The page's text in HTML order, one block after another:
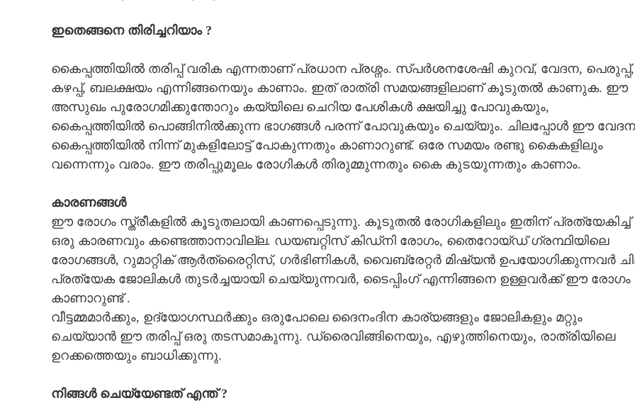
ഇതെങ്ങനെ തിരിച്ചറിയാം ?
കൈപ്പത്തിയിൽ തരിപ്പ് വരിക എന്നതാണ് പ്രധാന പ്രശ്നം. സ്പർശനശേഷി കുറവ്, വേദന, പെരുപ്പ്,
കഴപ്പ്, ബലക്ഷയം എന്നിങ്ങനെയും കാണാം. ഇത് രാത്രി സമയങ്ങളിലാണ് കൂടുതൽ കാണുക. ഈ
അസുഖം പുരോഗമിക്കുന്തോറും കയ്യിലെ ചെറിയ പേശികൾ ക്ഷയിച്ചു പോവുകയും,
കൈപ്പത്തിയിൽ പൊങ്ങിനിൽക്കുന്ന ഭാഗങ്ങൾ പരന്ന് പോവുകയും ചെയ്യും. ചിലപ്പോൾ ഈ വേദന
കൈപ്പത്തിയിൽ നിന്ന് മുകളിലോട്ട് പോകുന്നതും കാണാറുണ്ട്. ഒരേ സമയം രണ്ടു കൈകളിലും
വന്നെന്നും വരാം. ഈ തരിപ്പുമൂലം രോഗികൾ തിരുമ്മുന്നതും കൈ കുടയുന്നതും കാണാം.
കാരണങ്ങൾ
ഈ രോഗം സ്ത്രീകളിൽ കൂടുതലായി കാണപ്പെടുന്നു. കൂടുതൽ രോഗികളിലും ഇതിന് പ്രത്യേകിച്ച്
ഒരു കാരണവും കണ്ടെത്താനാവില്ല. ഡയബറ്റിസ് കിഡ്നി രോഗം, തൈറോയ്ഡ് ഗ്രന്ഥിയിലെ
രോഗങ്ങൾ, റുമാറ്റിക് ആർത്രൈറ്റിസ്, ഗർഭിണികൾ, വൈബ്രേറ്റർ മിഷ്യൻ ഉപയോഗിക്കുന്നവർ
പ്രത്യേക ജോലികൾ തുടർച്ചയായി ചെയ്യുന്നവർ, ടൈപ്പിംഗ് എന്നിങ്ങനെ ഉള്ളവർക്ക് ഈ രോഗം
കാണാറുണ്ട് .
വീട്ടമ്മമാർക്കും, ഉദ്യോഗസ്ഥർക്കും ഒരുപോലെ ദൈനംദിന കാര്യങ്ങളും ജോലികളും മറ്റും
ചെയ്യാൻ ഈ തരിപ്പ് ഒരു തടസമാകുന്നു. ഡ്രൈവിങ്ങിനെയും, എഴുത്തിനെയും, രാത്രിയിലെ
ഉറക്കത്തെയും ബാധിക്കുന്നു.
നിങ്ങൾ ചെയ്യേണ്ടത് എന്ത് ?